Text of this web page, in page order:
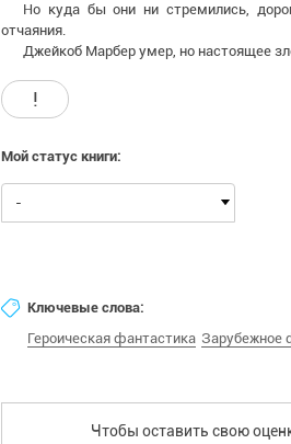
Но куда бы они ни стремились,
отчаяния.
Джейкоб Марбер умер, но настоящее
!
Мой статус книги:
-
Ключевые слова:
Героическая фантастика Зарубежное
Чтобы оставить свою